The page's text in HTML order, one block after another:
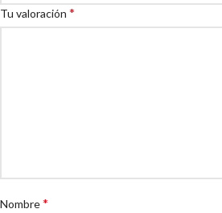
Tu valoración *
Nombre*